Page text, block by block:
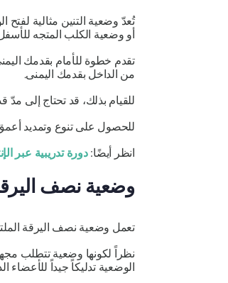
تُعدّ وضعية التنين مثالية
أو وضعية الكلب المتجه
تقدم خطوة للأمام بقدمك
من الداخل بقدمك اليمنى.
للقيام بذلك، قد تحتاج إلى
للحصول على تنوع وتمديد
انظر أيضًا:دورة تدريبية عبر الإنترنت لمدة
وضعية نصف
تعمل وضعية نصف اليرقة
نظراً لكونها وضعية تتطلب
الوضعية تدليكاً جيداً للأعضاء